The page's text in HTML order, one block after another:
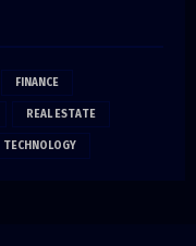
FINANCE
REAL ESTATE
TECHNOLOGY